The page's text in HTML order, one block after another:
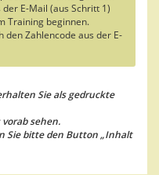
der E-Mail (aus Schritt 1)
Training beginnen.
den Zahlencode aus der E-
Sie als gedruckte
sehen.
Sie bitte den Button „Inhalt